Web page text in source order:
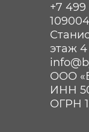
+7
этаж 4
ООО
ИНН
ОГРН